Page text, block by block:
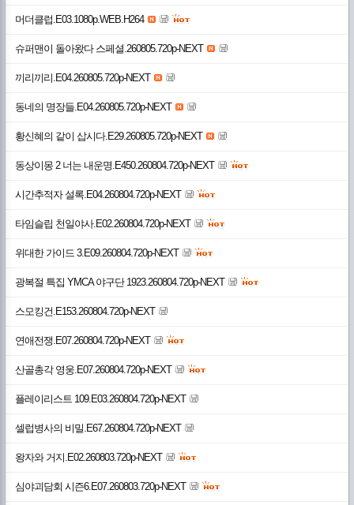
머더클럽.E03.1080p.WEB.H264
슈퍼맨이 돌아왔다 스페셜.260805.720p-NEXT
끼리끼리.E04.260805.720p-NEXT
동네의 명장들.E04.260805.720p-NEXT
황신혜의 같이 삽시다.E29.260805.720p-NEXT
동상이몽 2 너는 내운명.E450.260804.720p-NEXT
시간추적자 설록.E04.260804.720p-NEXT
타임슬립 천일야사.E02.260804.720p-NEXT
위대한 가이드 3.E09.260804.720p-NEXT
광복절 특집 YMCA 야구단 1923.260804.720p-NEXT
스모킹건.E153.260804.720p-NEXT
연애전쟁.E07.260804.720p-NEXT
산골총각 영웅.E07.260804.720p-NEXT
플레이리스트 109.E03.260804.720p-NEXT
셀럽병사의 비밀.E67.260804.720p-NEXT
왕자와 거지.E02.260803.720p-NEXT
심야괴담회 시즌6.E07.260803.720p-NEXT